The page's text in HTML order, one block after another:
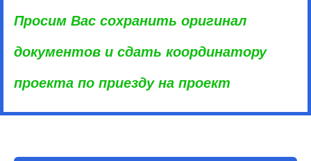
Просим Вас сохранить оригинал
документов и сдать координатору
проекта по приезду на проект